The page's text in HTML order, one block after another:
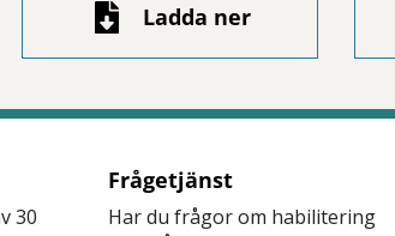
Ladda ner
30
Frågetjänst
Har du frågor om habilitering